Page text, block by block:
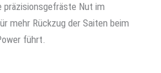
präzisionsgefräste Nut im
mehr Rückzug der Saiten beim
führt.